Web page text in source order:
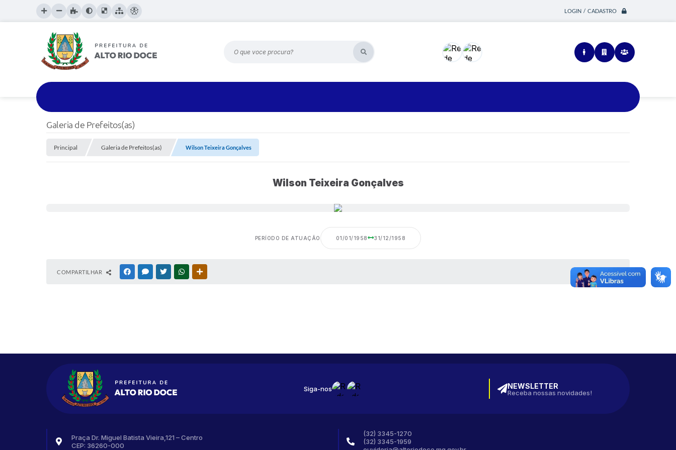
LOGIN / CADASTRO
O que voce procura?
Galeria de Prefeitos(as)
Principal Galeria de Prefeitos(as) Wilson Teixeira Gonçalves
Wilson Teixeira Gonçalves
PERÍODO DE ATUAÇÃO 01/01/1958 31/12/1958
COMPARTILHAR FACEBOOKMESSENGER
TWITTERWHATSAPP
Praça Dr. Miguel Batista Vieira,121 – Centro
CEP: 36260-000
(32) 3345-1270
(32) 3345-1959
Siga-nos NEWSLETTER
Receba nossas novidades!